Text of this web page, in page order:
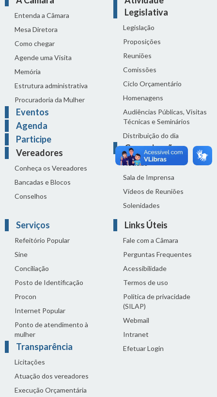
Entenda a Câmara
Mesa Diretora
Como chegar
Agende uma Visita
Memória
Estrutura administrativa
Procuradoria da Mulher
Eventos
Agenda
Participe
Vereadores
Conheça os Vereadores
Bancadas e Blocos
Conselhos
Legislativa
Legislação
Proposições
Reuniões
Comissões
Ciclo Orçamentário
Homenagens
Audiências Públicas, Visitas
Técnicas e Seminários
Distribuição do dia
Comunicação
Notícias
Sala de Imprensa
Vídeos de Reuniões
Solenidades
Serviços
Refeitório Popular
Sine
Conciliação
Posto de Identificação
Procon
Internet Popular
Ponto de atendimento à
mulher
Transparência
Licitações
Atuação dos vereadores
Execução Orçamentária
Links Úteis
Fale com a Câmara
Perguntas Frequentes
Acessibilidade
Termos de uso
Política de privacidade
(SILAP)
Webmail
Intranet
Efetuar Login